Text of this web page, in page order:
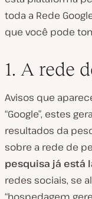
toda a Rede
que você pode
1. A rede
Avisos que
“Google”, estes
resultados da
sobre a rede de
pesquisa já está
redes sociais, se
“hospedagem